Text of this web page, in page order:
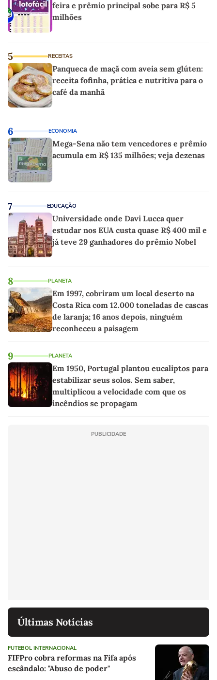
feira e prêmio principal sobe para R$ 5
milhões
5 RECEITAS
Panqueca de maçã com aveia sem glúten:
receita fofinha, prática e nutritiva para o
café da manhã
6 ECONOMIA
Mega-Sena não tem vencedores e prêmio
acumula em R$ 135 milhões; veja dezenas
7 EDUCAÇÃO
Universidade onde Davi Lucca quer
estudar nos EUA custa quase R$ 400 mil e
já teve 29 ganhadores do prêmio Nobel
8 PLANETA
Em 1997, cobriram um local deserto na
Costa Rica com 12.000 toneladas de cascas
de laranja; 16 anos depois, ninguém
reconheceu a paisagem
9 PLANETA
Em 1950, Portugal plantou eucaliptos para
estabilizar seus solos. Sem saber,
multiplicou a velocidade com que os
incêndios se propagam
PUBLICIDADE
Últimas Notícias
FUTEBOL INTERNACIONAL
FIFPro cobra reformas na Fifa após
escândalo: "Abuso de poder"